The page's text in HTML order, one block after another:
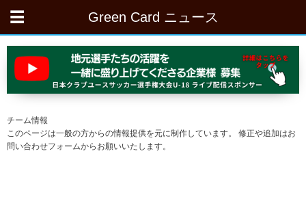
Green Card ニュース
チーム情報
このページは一般の方からの情報提供を元に制作しています。 修正や追加はお
問い合わせフォームからお願いいたします。